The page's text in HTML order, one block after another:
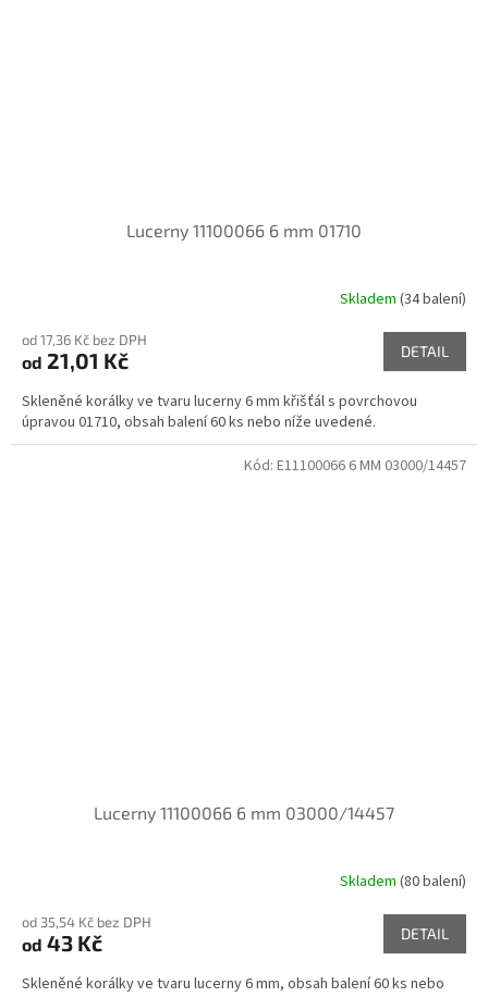
Lucerny 11100066 6 mm 01710
Skladem (34 balení)
od 17,36 Kč bez DPH
od 21,01 Kč DETAIL
Skleněné korálky ve tvaru lucerny 6 mm křišťál s povrchovou
úpravou 01710, obsah balení 60 ks nebo níže uvedené.
Lucerny 11100066 6 mm 03000/14457
Skladem (80 balení)
od 35,54 Kč bez DPH
od 43 Kč DETAIL
Skleněné korálky ve tvaru lucerny 6 mm, obsah balení 60 ks nebo
Kód: E11100066 6 MM 03000/14457